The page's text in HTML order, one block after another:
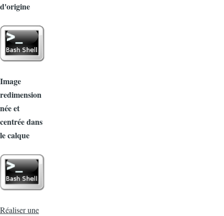
d'origine
Image
redimension
née et
centrée dans
le calque
Réaliser une